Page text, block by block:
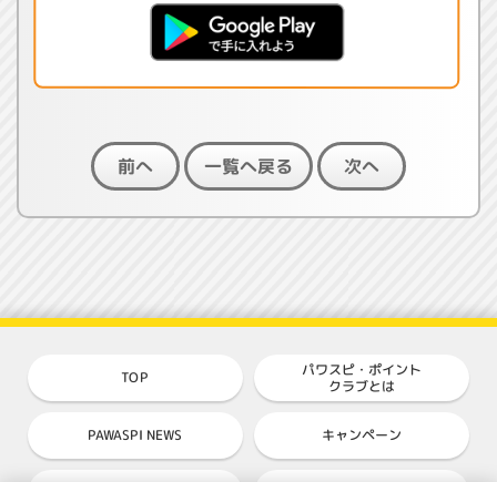
前へ 一覧へ戻る 次へ
TOP パワスピ・ポイント
クラブとは
PAWASPI NEWS キャンペーン